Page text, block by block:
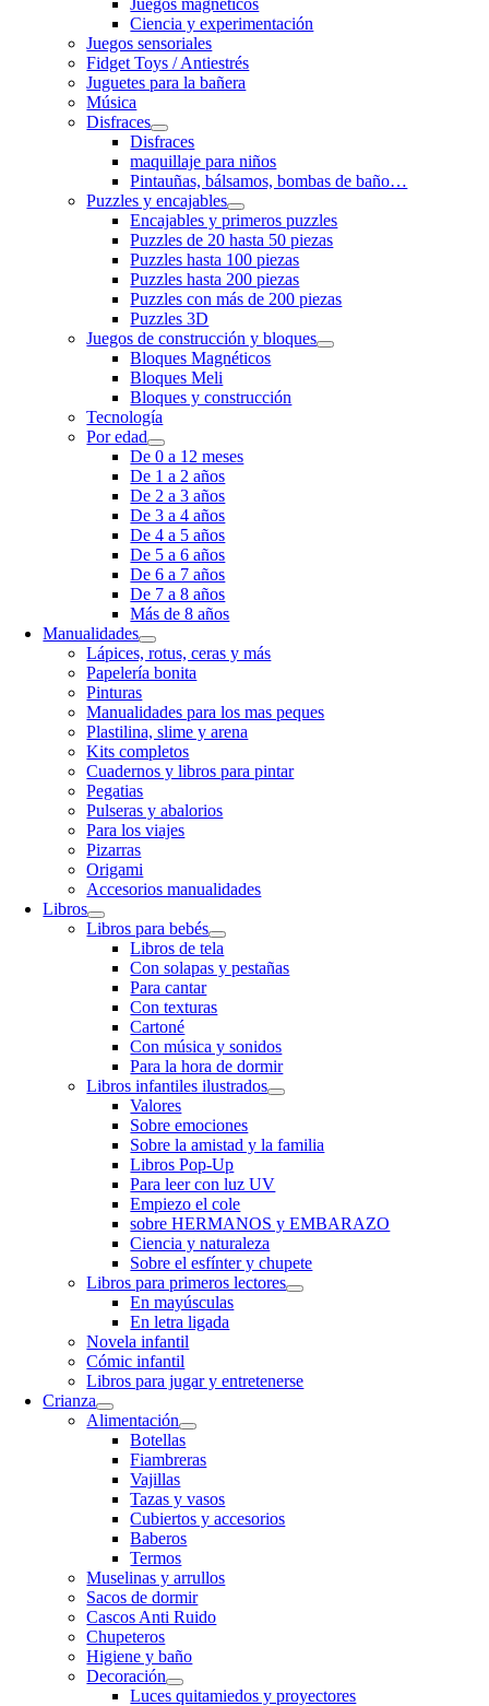
Juegos magnéticos
Ciencia y experimentación
Juegos sensoriales
Fidget Toys / Antiestrés
Juguetes para la bañera
Música
Disfraces
Disfraces
maquillaje para niños
Pintauñas, bálsamos, bombas de baño…
Puzzles y encajables
Encajables y primeros puzzles
Puzzles de 20 hasta 50 piezas
Puzzles hasta 100 piezas
Puzzles hasta 200 piezas
Puzzles con más de 200 piezas
Puzzles 3D
Juegos de construcción y bloques
Bloques Magnéticos
Bloques Meli
Bloques y construcción
Tecnología
Por edad
De 0 a 12 meses
De 1 a 2 años
De 2 a 3 años
De 3 a 4 años
De 4 a 5 años
De 5 a 6 años
De 6 a 7 años
De 7 a 8 años
Más de 8 años
Manualidades
Lápices, rotus, ceras y más
Papelería bonita
Pinturas
Manualidades para los mas peques
Plastilina, slime y arena
Kits completos
Cuadernos y libros para pintar
Pegatias
Pulseras y abalorios
Para los viajes
Pizarras
Origami
Accesorios manualidades
Libros
Libros para bebés
Libros de tela
Con solapas y pestañas
Para cantar
Con texturas
Cartoné
Con música y sonidos
Para la hora de dormir
Libros infantiles ilustrados
Valores
Sobre emociones
Sobre la amistad y la familia
Libros Pop-Up
Para leer con luz UV
Empiezo el cole
sobre HERMANOS y EMBARAZO
Ciencia y naturaleza
Sobre el esfínter y chupete
Libros para primeros lectores
En mayúsculas
En letra ligada
Novela infantil
Cómic infantil
Libros para jugar y entretenerse
Crianza
Alimentación
Botellas
Fiambreras
Vajillas
Tazas y vasos
Cubiertos y accesorios
Baberos
Termos
Muselinas y arrullos
Sacos de dormir
Cascos Anti Ruido
Chupeteros
Higiene y baño
Decoración
Luces quitamiedos y proyectores